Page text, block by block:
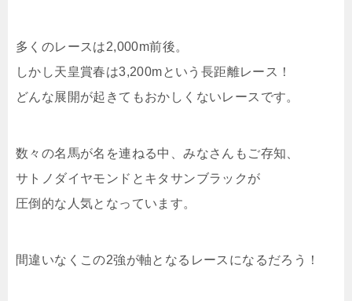
多くのレースは2,000m前後。
しかし天皇賞春は3,200mという長距離レース！
どんな展開が起きてもおかしくないレースです。
数々の名馬が名を連ねる中、みなさんもご存知、
サトノダイヤモンドとキタサンブラックが
圧倒的な人気となっています。
間違いなくこの2強が軸となるレースになるだろう！